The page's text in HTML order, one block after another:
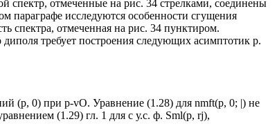
спектр, отмеченные на рис. 34 стрелками, соединены
параграфе исследуются особенности сгущения
спектра, отмеченная на рис. 34 пунктиром.
требует построения следующих асимптотик р.
(р, 0) при р-vO. Уравнение (1.28) для nmft(p, 0; |) не
(1.29) гл. 1 для с у.с. ф. Sml(p, rj),